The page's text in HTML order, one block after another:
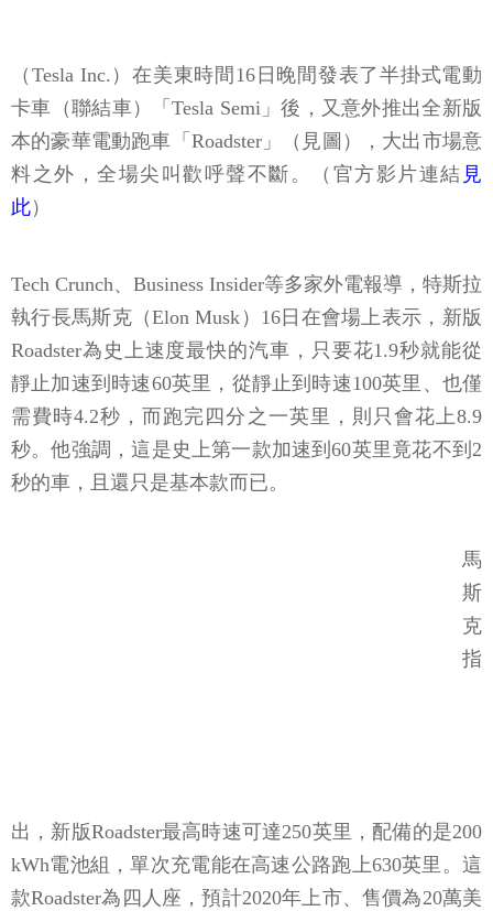
（Tesla Inc.）在美東時間16日晚間發表了半掛式電動
卡車（聯結車）「Tesla Semi」後，又意外推出全新版
本的豪華電動跑車「Roadster」（見圖），大出市場意
料之外，全場尖叫歡呼聲不斷。（官方影片連結 見
此）
Tech Crunch、Business Insider等多家外電報導，特斯拉
執行長馬斯克（Elon Musk）16日在會場上表示，新版
Roadster為史上速度最快的汽車，只要花1.9秒就能從
靜止加速到時速60英里，從靜止到時速100英里、也僅
需費時4.2秒，而跑完四分之一英里，則只會花上8.9
秒。他強調，這是史上第一款加速到60英里竟花不到2
秒的車，且還只是基本款而已。
馬
斯
克
指
出，新版Roadster最高時速可達250英里，配備的是200
kWh電池組，單次充電能在高速公路跑上630英里。這
款Roadster為四人座，預計2020年上市、售價為20萬美